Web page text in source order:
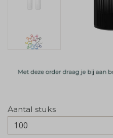
Aantal stuks
100